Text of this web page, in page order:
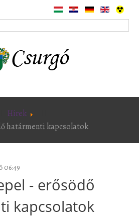
Hírek
határmenti kapcsolatok
06:49
- erősödő
kapcsolatok